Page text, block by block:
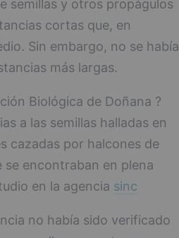
semillas y otros propágulos
cortas que, en
Sin embargo, no se había
más largas.
Biológica de Doñana ?
a las semillas halladas en
cazadas por halcones de
se encontraban en plena
en la agencia sinc
no había sido verificado